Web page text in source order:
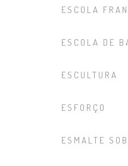
ESCOLA
ESCOLA DE
ESCULTURA
ESFORÇO
ESMALTE